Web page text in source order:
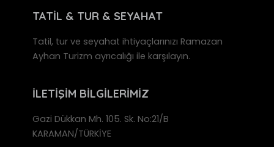
TATİL & TUR & SEYAHAT
Tatil, tur ve seyahat ihtiyaçlarınızı Ramazan
Ayhan Turizm ayrıcalığı ile karşılayın.
İLETİŞİM BİLGİLERİMİZ
Gazi Dükkan Mh. 105. Sk. No:21/B
KARAMAN/TÜRKİYE